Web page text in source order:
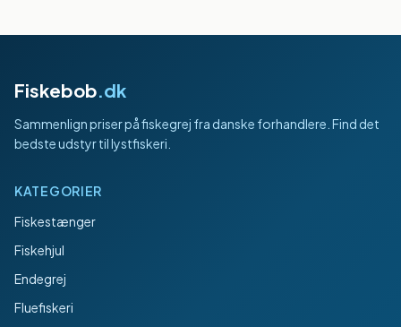
Fiskebob.dk
Sammenlign priser på fiskegrej fra danske forhandlere. Find det
bedste udstyr til lystfiskeri.
KATEGORIER
Fiskestænger
Fiskehjul
Endegrej
Fluefiskeri